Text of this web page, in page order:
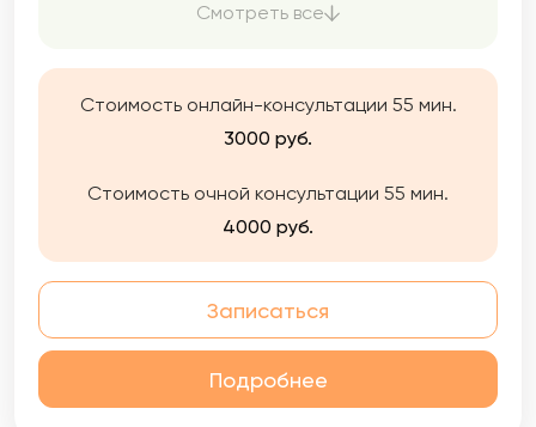
находить опору и уверенность.
Смотреть все
Стоимость онлайн-консультации 55 мин.
3000 руб.
Стоимость очной консультации 55 мин.
4000 руб.
Записаться
Подробнее